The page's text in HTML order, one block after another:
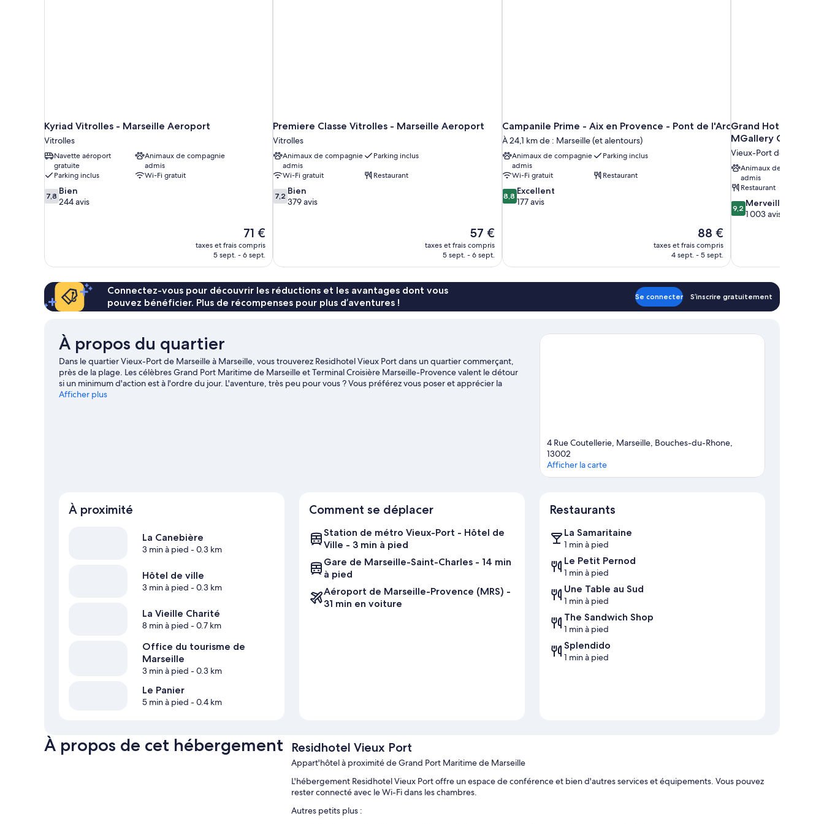
Kyriad Vitrolles - Marseille Aeroport
Vitrolles
Navette aéroport
gratuite
Animaux de compagnie
admis
Parking inclus
Wi-Fi gratuit
7.8
sur
7,8 Bien
244 avis
Le
nouveau
prix
71 €
71 €
taxes et frais compris
5 sept. - 6 sept.
Premiere Classe Vitrolles - Marseille Aeroport
Vitrolles
Animaux de compagnie
admis
Parking inclus
Wi-Fi gratuit
Restaurant
7.2
sur
7,2 Bien
379 avis
Le
nouveau
prix
57 €
57 €
taxes et frais compris
5 sept. - 6 sept.
Campanile Prime - Aix en Provence - Pont de l'Arc
À 24,1 km de : Marseille (et alentours)
Animaux de compagnie
admis
Parking inclus
Wi-Fi gratuit
Restaurant
8.8
sur
8,8 Excellent
177 avis
Le
nouveau
prix
88 €
88 €
taxes et frais compris
4 sept. - 5 sept.
Grand Hotel
MGallery Collection
Vieux-Port de Marseille
Animaux de compagnie
admis
Restaurant
9.2
sur
9,2 Merveilleux
1 003 avis
Connectez-vous pour découvrir les réductions et les avantages dont vous
pouvez bénéficier. Plus de récompenses pour plus d’aventures !
Se connecter S’inscrire gratuitement
À propos du quartier
Dans le quartier Vieux-Port de Marseille à Marseille, vous trouverez Residhotel Vieux Port dans un quartier commerçant,
près de la plage. Les célèbres Grand Port Maritime de Marseille et Terminal Croisière Marseille-Provence valent le détour
si un minimum d'action est à l'ordre du jour. L'aventure, très peu pour vous ? Vous préférez vous poser et apprécier la
beauté naturelle des lieux ? Partez à la découverte des non moins emblématiques Plages du Prado et Parc national des
Afficher plus
4 Rue Coutellerie, Marseille, Bouches-du-Rhone,
13002
Afficher la carte
À proximité
La Canebière
3 min à pied - 0.3 km
Hôtel de ville
3 min à pied - 0.3 km
La Vieille Charité
8 min à pied - 0.7 km
Office du tourisme de
Marseille
3 min à pied - 0.3 km
Le Panier
5 min à pied - 0.4 km
Comment se déplacer
Station de métro Vieux-Port - Hôtel de
Ville - 3 min à pied
Gare de Marseille-Saint-Charles - 14 min
à pied
Aéroport de Marseille-Provence (MRS) -
31 min en voiture
Restaurants
La Samaritaine
1 min à pied
Le Petit Pernod
1 min à pied
Une Table au Sud
1 min à pied
The Sandwich Shop
1 min à pied
Splendido
1 min à pied
À propos de cet hébergement Residhotel Vieux Port
Appart'hôtel à proximité de Grand Port Maritime de Marseille
L'hébergement Residhotel Vieux Port offre un espace de conférence et bien d'autres services et équipements. Vous pouvez
rester connecté avec le Wi-Fi dans les chambres.
Autres petits plus :